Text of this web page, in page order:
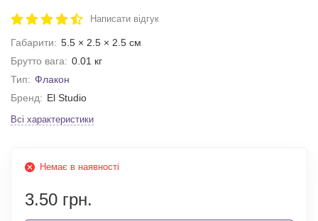
Написати відгук
Габарити: 5.5 × 2.5 × 2.5 см
Брутто вага: 0.01 кг
Тип: Флакон
Бренд: El Studio
Всі характеристики
Немає в наявності
3.50 грн.